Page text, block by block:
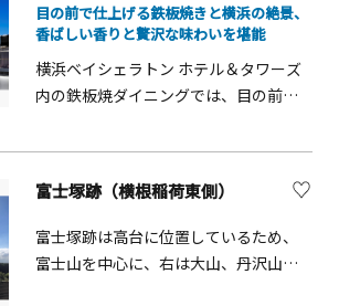
目の前で仕上げる鉄板焼きと横浜の絶景、
香ばしい香りと贅沢な味わいを堪能
横浜ベイシェラトン ホテル＆タワーズ
内の鉄板焼ダイニングでは、目の前で
迫力を楽しめます。横浜港を望む景色
き、家族や友人、カップル旅行に最適
です。旬の食材を活かした料理は味だ
けでなく見た目も華やかで、港町なら
富士塚跡（横根稲荷東側）
富士塚跡は高台に位置しているため、
富士山を中心に、右は大山、丹沢山